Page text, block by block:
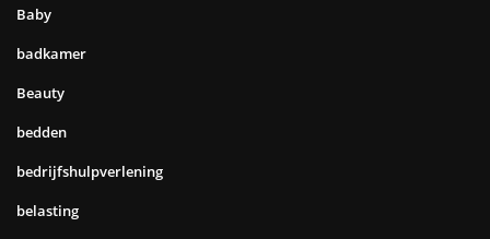
Baby
badkamer
Beauty
bedden
bedrijfshulpverlening
belasting